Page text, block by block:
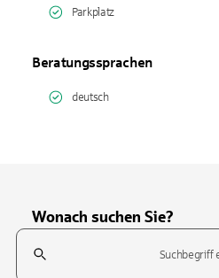
Parkplatz
Beratungssprachen
deutsch
Wonach suchen Sie?
Suchfeld